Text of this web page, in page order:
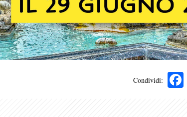
Condividi: